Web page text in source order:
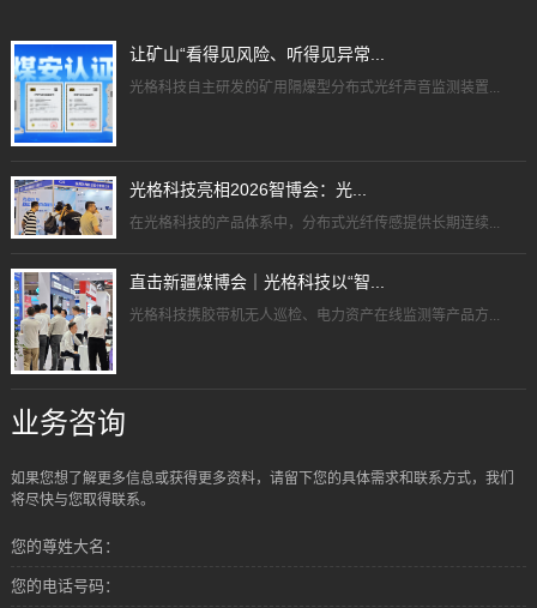
让矿山“看得见风险、听得见异常...
光格科技自主研发的矿用隔爆型分布式光纤声音监测装置...
光格科技亮相2026智博会：光...
在光格科技的产品体系中，分布式光纤传感提供长期连续...
直击新疆煤博会｜光格科技以“智...
光格科技携胶带机无人巡检、电力资产在线监测等产品方...
业务咨询
如果您想了解更多信息或获得更多资料，请留下您的具体需求和联系方式，我们
将尽快与您取得联系。
您的尊姓大名：
您的电话号码：